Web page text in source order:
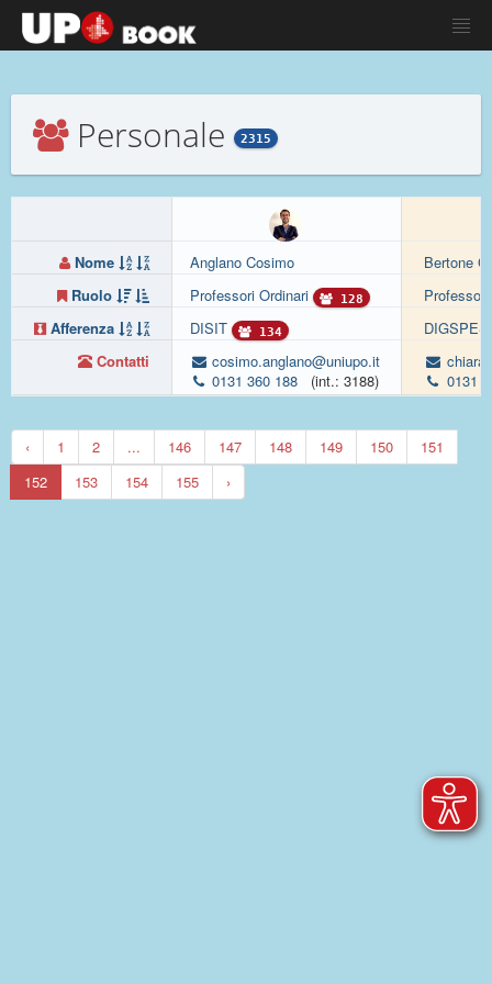
Personale 2315
Nome
Ruolo
Afferenza
Contatti
Anglano Cosimo
Professori Ordinari
128
DISIT 134
cosimo.anglano@uniupo.it
0131 360 188
(int.: 3188)
Bertone
DIGSPES
0131
‹ 1 2 ... 146 147 148 149 150
151
152
153 154 155 ›